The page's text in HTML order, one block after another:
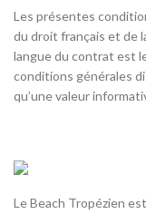
Les présentes
du droit français et de
langue du contrat est
conditions générales
qu’une valeur
Le Beach Tropézien